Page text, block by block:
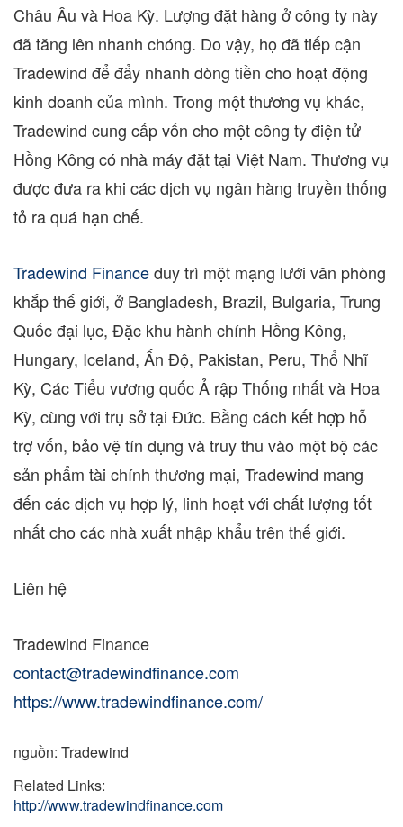
Châu Âu và Hoa Kỳ. Lượng đặt hàng ở công ty này
đã tăng lên nhanh chóng. Do vậy, họ đã tiếp cận
Tradewind để đẩy nhanh dòng tiền cho hoạt động
kinh doanh của mình. Trong một thương vụ khác,
Tradewind cung cấp vốn cho một công ty điện tử
Hồng Kông có nhà máy đặt tại Việt Nam. Thương vụ
được đưa ra khi các dịch vụ ngân hàng truyền thống
tỏ ra quá hạn chế.
Tradewind Financeduy trì một mạng lưới văn phòng
khắp thế giới, ở Bangladesh, Brazil, Bulgaria, Trung
Quốc đại lục, Đặc khu hành chính Hồng Kông,
Hungary, Iceland, Ấn Độ, Pakistan, Peru, Thổ Nhĩ
Kỳ, Các Tiểu vương quốc Ả rập Thống nhất và Hoa
Kỳ, cùng với trụ sở tại Đức. Bằng cách kết hợp hỗ
trợ vốn, bảo vệ tín dụng và truy thu vào một bộ các
sản phẩm tài chính thương mại, Tradewind mang
đến các dịch vụ hợp lý, linh hoạt với chất lượng tốt
nhất cho các nhà xuất nhập khẩu trên thế giới.
Liên hệ
Tradewind Finance
contact@tradewindfinance.com
https://www.tradewindfinance.com/
nguồn: Tradewind
Related Links:
http://www.tradewindfinance.com